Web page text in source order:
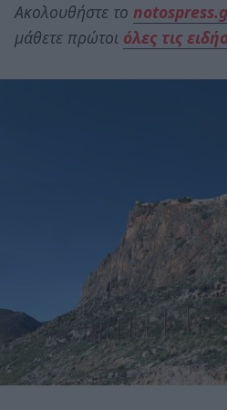
Ακολουθήστε το
μάθετε πρώτοι όλες τις